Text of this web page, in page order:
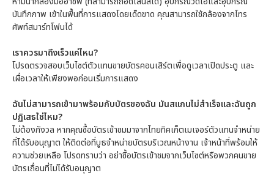
บันทึกภาพ เข้าในพื้นที่การแสดงโดยเด็ดขาด คุณสามารถใช้กล้องจากโทร
ศัพท์สมาร์ทโฟนได้
เราควรมาถึงเร็วแค่ไหน?
โปรดตรวจสอบเว็บไซต์ตัวแทนขายบัตรคอนเสิร์ตเพื่อดูเวลาเปิดประตู และ
เผื่อเวลาให้เพียงพอก่อนเริ่มการแสดง
ฉันไม่สามารถเข้ามาพร้อมกับบัตรของฉัน มันสแกนไม่สำเร็จและฉันถูก
ปฏิเสธใช่ไหม?
ไม่ต้องกังวล หากคุณซื้อบัตรเข้าชมมาจากไทยทิคเก็ตเมเจอร์ตัวแทนจำหน่าย
ที่ได้รับอนุญาต ให้ติดต่อที่บูธจำหน่ายบัตรบริเวณหน้างาน เจ้าหน้าที่พร้อมให้
ความช่วยเหลือ โปรดทราบว่า อย่าซื้อบัตรเข้าชมจากเว็บไซต์หรือพวกคนขาย
บัตรเถื่อนที่ไม่ได้รับอนุญาต